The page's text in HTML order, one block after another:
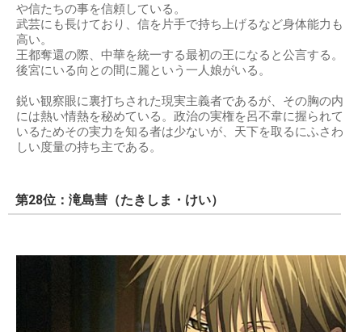
や信たちの事を信頼している。
武芸にも長けており、信を片手で持ち上げるなど身体能力も
高い。
王都奪還の際、中華を統一する最初の王になると公言する。
後宮にいる向との間に麗という一人娘がいる。
鋭い観察眼に裏打ちされた現実主義者であるが、その胸の内
には熱い情熱を秘めている。政治の実権を呂不韋に握られて
いるためその実力を知る者は少ないが、天下を取るにふさわ
しい度量の持ち主である。
第28位：滝島彗（たきしま・けい）